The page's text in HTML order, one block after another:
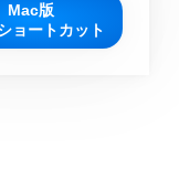
Mac版
ョートカット